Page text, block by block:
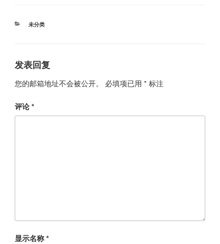
分
未分类
发表回复
您的邮箱地址不会被公开。 必填项已用 * 标注
评论*
显示名称*